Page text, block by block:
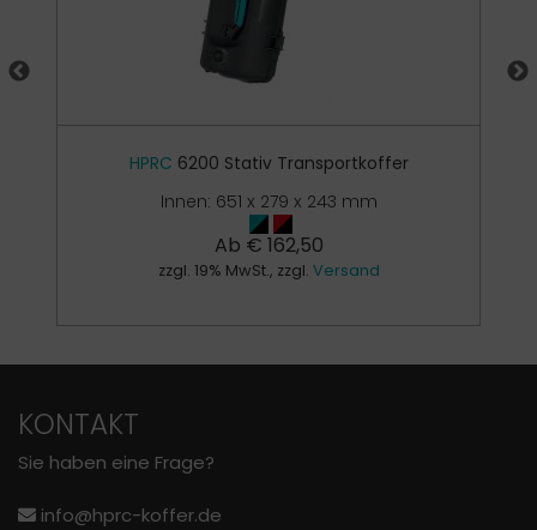
HPRC 6200 Stativ Transportkoffer
Innen: 651 x 279 x 243 mm
Ab € 162,50
zzgl. 19% MwSt., zzgl. Versand
KONTAKT
Sie haben eine Frage?
info@hprc-koffer.de